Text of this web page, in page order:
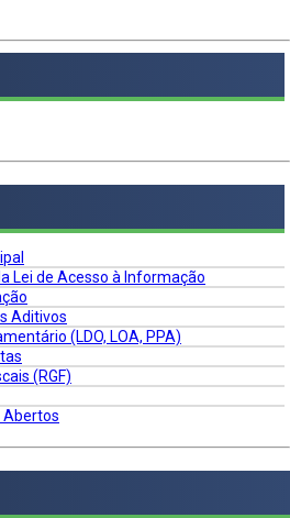
Lei de Acesso à Informação
Aditivos
(LDO, LOA, PPA)
(RGF)
Abertos